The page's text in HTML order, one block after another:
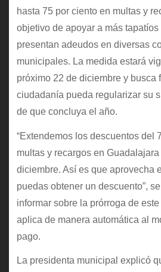
hasta 75 por ciento en multas y
objetivo de apoyar a más
presentan adeudos en diversas
municipales. La medida estará
próximo 22 de diciembre y busca
ciudadanía pueda regularizar su
de que concluya el año.
“Extendemos los descuentos del
multas y recargos en
diciembre. Así es que aprovecha
puedas obtener un descuento”,
informar sobre la prórroga de
aplica de manera automática al
pago.
La presidenta municipal explicó